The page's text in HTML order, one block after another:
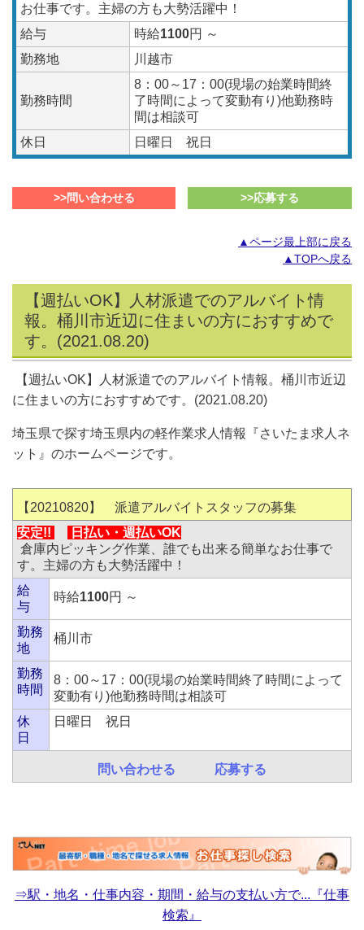
お仕事です。主婦の方も大勢活躍中！
給与
時給1100円 ～
勤務地
川越市
勤務時間
8：00～17：00(現場の始業時間終
了時間によって変動有り)他勤務時
間は相談可
休日
日曜日 祝日
>>問い合わせる >>応募する
▲ページ最上部に戻る
▲TOPへ戻る
【週払いOK】人材派遣でのアルバイト情
報。桶川市近辺に住まいの方におすすめで
す。(2021.08.20)
【週払いOK】人材派遣でのアルバイト情報。桶川市近辺
に住まいの方におすすめです。(2021.08.20)
埼玉県で探す埼玉県内の軽作業求人情報『さいたま求人ネ
ット』のホームページです。
【20210820】 派遣アルバイトスタッフの募集
安定!!
日払い・ 週払いOK
倉庫内ピッキング作業、誰でも出来る簡単なお仕事で
す。主婦の方も大勢活躍中！
給
与
時給1100円 ～
勤務
地
桶川市
勤務
時間
8：00～17：00(現場の始業時間終了時間によって
変動有り)他勤務時間は相談可
休
日
日曜日 祝日
問い合わせる 応募する
⇒駅・地名・仕事内容・期間・給与の支払い方で...『仕事
検索』